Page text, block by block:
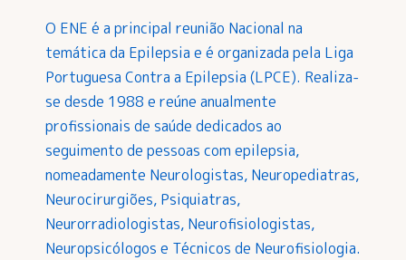
O ENE é a principal reunião Nacional na
temática da Epilepsia e é organizada pela Liga
Portuguesa Contra a Epilepsia (LPCE). Realiza-
se desde 1988 e reúne anualmente
profissionais de saúde dedicados ao
seguimento de pessoas com epilepsia,
nomeadamente Neurologistas, Neuropediatras,
Neurocirurgiões, Psiquiatras,
Neurorradiologistas, Neurofisiologistas,
Neuropsicólogos e Técnicos de Neurofisiologia.